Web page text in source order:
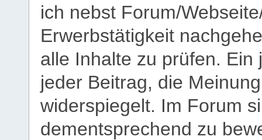
ich nebst Forum/
Erwerbstätigkeit
alle Inhalte zu prüfen.
jeder Beitrag, die
widerspiegelt. Im Forum
dementsprechend zu